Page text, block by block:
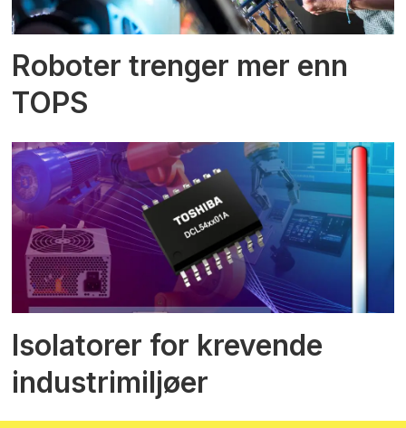
Roboter trenger mer enn
TOPS
Isolatorer for krevende
industrimiljøer